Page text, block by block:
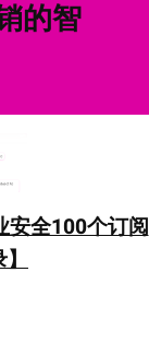
的智
安全100个订阅
】